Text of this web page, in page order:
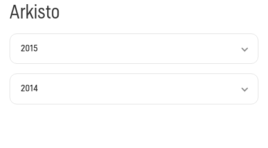
Arkisto
2015
2014